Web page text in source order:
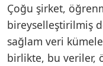
Çoğu şirket,
bireyselleştirilmiş
sağlam veri
birlikte, bu veriler,